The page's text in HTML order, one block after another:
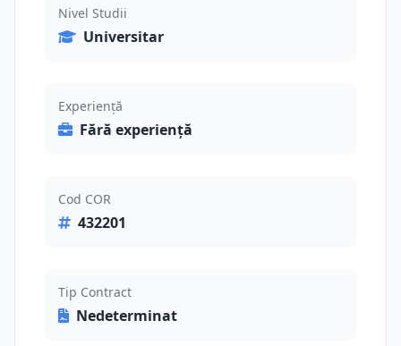
Nivel Studii
Universitar
Experiență
Fără experiență
Cod COR
432201
Tip Contract
Nedeterminat